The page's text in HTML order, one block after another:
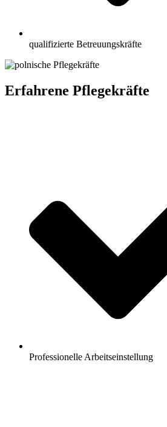
qualifizierte Betreuungskräfte
Erfahrene Pflegekräfte
Professionelle Arbeitseinstellung